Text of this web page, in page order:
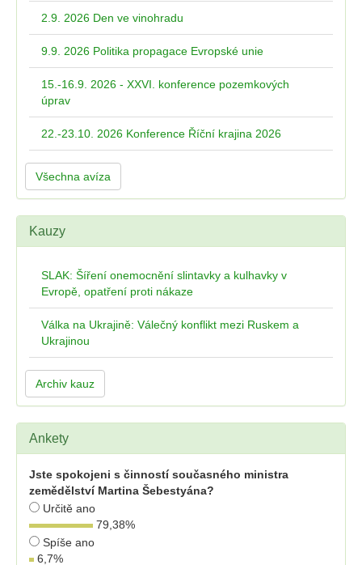
2.9. 2026 Den ve vinohradu
9.9. 2026 Politika propagace Evropské unie
15.-16.9. 2026 - XXVI. konference pozemkových
úprav
22.-23.10. 2026 Konference Říční krajina 2026
Všechna avíza
Kauzy
SLAK: Šíření onemocnění slintavky a kulhavky v
Evropě, opatření proti nákaze
Válka na Ukrajině: Válečný konflikt mezi Ruskem a
Ukrajinou
Archiv kauz
Ankety
Jste spokojeni s činností současného ministra
zemědělství Martina Šebestyána?
Určitě ano
79,38%
Spíše ano
6,7%